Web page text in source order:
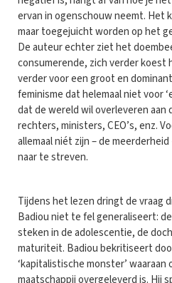
ervan in ogenschouw neemt. Het
maar toegejuicht worden op het
De auteur echter ziet het
consumerende, zich verder koest
verder voor een groot en
feminisme dat helemaal niet voor
dat de wereld wil overleveren aan
rechters, ministers, CEO’s, enz.
allemaal niét zijn – de
naar te streven.
Tijdens het lezen dringt de vraag
Badiou niet te fel generaliseert:
steken in de adolescentie, de
maturiteit. Badiou bekritiseert
‘kapitalistische monster’ waaraan
maatschappij overgeleverd is. Hij